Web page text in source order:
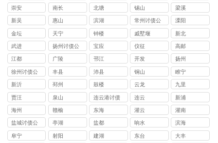
司
司
司
崇安 南长 北塘 锡山 梁溪
新吴 惠山 滨湖
常州讨债公
司
溧阳
金坛 天宁 钟楼 戚墅堰 新北
武进
扬州讨债公
司
宝应 仪征 高邮
江都 广陵 邗江 开发 扬州
徐州讨债公
司
丰县 沛县 铜山 睢宁
新沂 邳州 鼓楼 云龙 九里
贾汪 泉山
连云港讨债
公司
连云 新浦
海州 赣榆 东海 灌云 灌南
盐城讨债公
司
亭湖 盐都 响水 滨海
阜宁 射阳 建湖 东台 大丰